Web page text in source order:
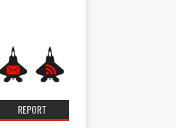
REPORT